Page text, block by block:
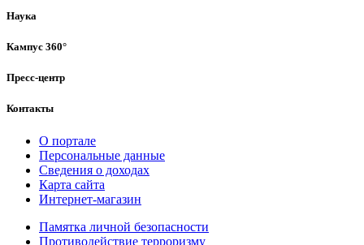
Наука
Кампус 360°
Пресс-центр
Контакты
О портале
Персональные данные
Сведения о доходах
Карта сайта
Интернет-магазин
Памятка личной безопасности
Противодействие терроризму